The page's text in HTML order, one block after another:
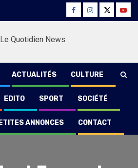
Facebook
Instagram
Twitter
ACTUALITÉS CULTURE
EDITO SPORT SOCIÉTÉ
ANNONCES CONTACT